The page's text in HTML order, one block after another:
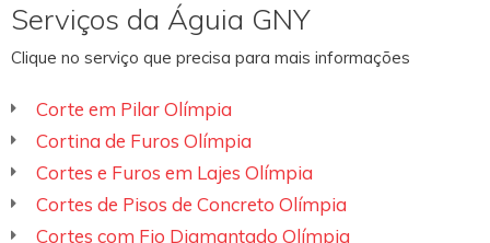
Serviços da Águia GNY
Clique no serviço que precisa para mais informações
Corte em Pilar Olímpia
Cortina de Furos Olímpia
Cortes e Furos em Lajes Olímpia
Cortes de Pisos de Concreto Olímpia
Cortes com Fio Diamantado Olímpia